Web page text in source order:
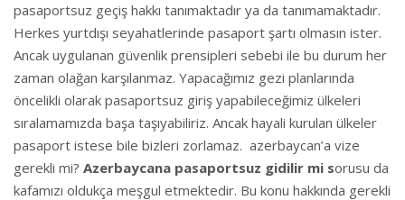
pasaportsuz geçiş hakkı tanımaktadır ya da tanımamaktadır.
Herkes yurtdışı seyahatlerinde pasaport şartı olmasın ister.
Ancak uygulanan güvenlik prensipleri sebebi ile bu durum her
zaman olağan karşılanmaz. Yapacağımız gezi planlarında
öncelikli olarak pasaportsuz giriş yapabileceğimiz ülkeleri
sıralamamızda başa taşıyabiliriz. Ancak hayali kurulan ülkeler
pasaport istese bile bizleri zorlamaz. azerbaycan’a vize
gerekli mi? Azerbaycana pasaportsuz gidilir mi sorusu da
kafamızı oldukça meşgul etmektedir. Bu konu hakkında gerekli